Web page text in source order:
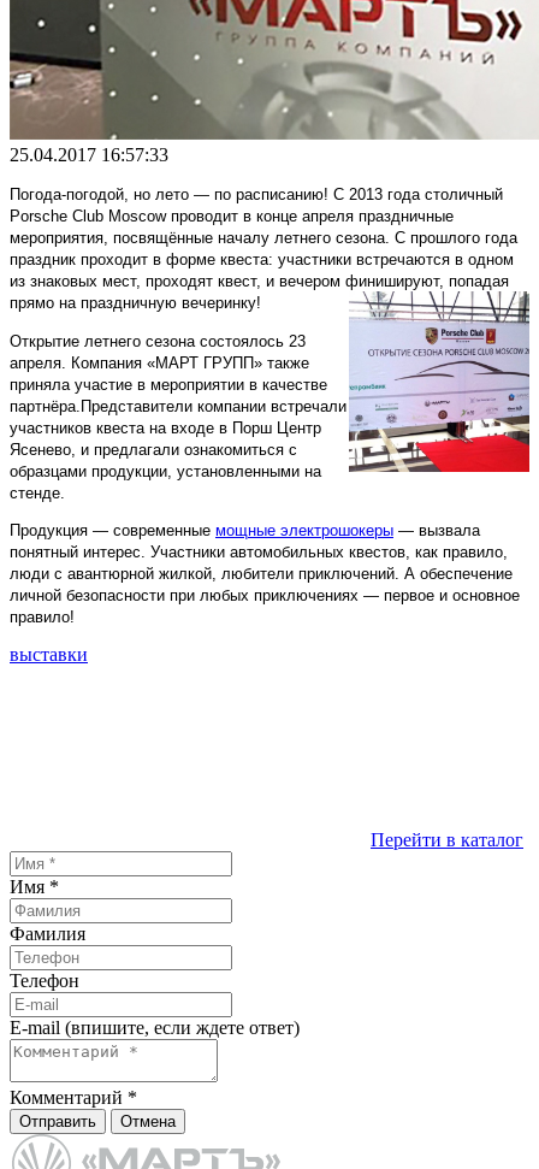
25.04.2017 16:57:33
Погода-погодой, но лето — по расписанию! С 2013 года столичный
Porsche Club Moscow проводит в конце апреля праздничные
мероприятия, посвящённые началу летнего сезона. С прошлого года
праздник проходит в форме квеста: участники встречаются в одном
из знаковых мест, проходят квест, и вечером финишируют, попадая
прямо на праздничную вечеринку!
Открытие летнего сезона состоялось 23
апреля. Компания «МАРТ ГРУПП» также
приняла участие в мероприятии в качестве
партнёра. Представители компании встречали
участников квеста на входе в Порш Центр
Ясенево, и предлагали ознакомиться с
образцами продукции, установленными на
стенде.
Продукция — современные мощные электрошокеры — вызвала
понятный интерес. Участники автомобильных квестов, как правило,
люди с авантюрной жилкой, любители приключений. А обеспечение
личной безопасности при любых приключениях — первое и основное
правило!
выставки
Перейти в каталог
Имя *
Фамилия
Телефон
E-mail (впишите, если ждете ответ)
Комментарий *
Отправить Отмена